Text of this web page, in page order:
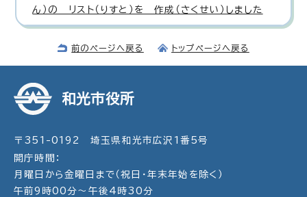
ん）の リスト（りすと）を 作成（さくせい）しました
前のページへ戻る トップページへ戻る
和光市役所
〒351-0192 埼玉県和光市広沢1番5号
開庁時間：
月曜日から金曜日まで（祝日・年末年始を除く）
午前9時00分～午後4時30分